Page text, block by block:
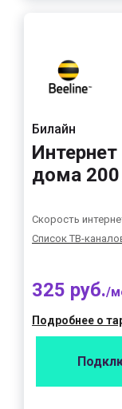
Билайн
дома
Скорость
Список ТВ-
325 руб./
Подробнее о